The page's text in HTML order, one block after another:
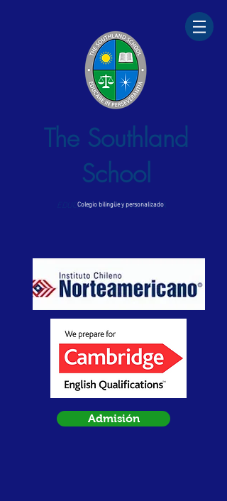
The Southland
School
EDUCARE IN PERSEVERANTIA
Colegio bilingüe y personalizado
Admisión